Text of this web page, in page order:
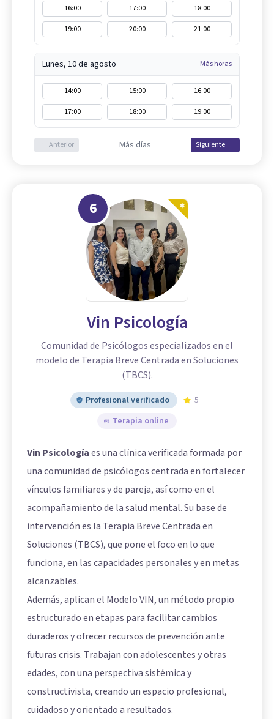
16:00 17:00
18:00
19:00
20:00 21:00
Lunes, 10 de agosto Más horas
14:00 15:00
16:00
17:00
18:00 19:00
Anterior Más días Siguiente
6
Vin Psicología
Comunidad de Psicólogos especializados en el
modelo de Terapia Breve Centrada en Soluciones
(TBCS).
Profesional verificado
5
Terapia online
Vin Psicologíaes una clínica verificada formada por
una comunidad de psicólogos centrada en fortalecer
vínculos familiares y de pareja, así como en el
acompañamiento de la salud mental. Su base de
intervención es la Terapia Breve Centrada en
Soluciones (TBCS), que pone el foco en lo que
funciona, en las capacidades personales y en metas
alcanzables.
Además, aplican el Modelo VIN, un método propio
estructurado en etapas para facilitar cambios
duraderos y ofrecer recursos de prevención ante
futuras crisis. Trabajan con adolescentes y otras
edades, con una perspectiva sistémica y
constructivista, creando un espacio profesional,
cuidadoso y orientado a resultados.